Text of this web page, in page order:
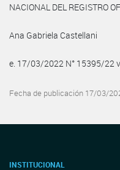
NACIONAL DEL REGISTRO
Ana Gabriela Castellani
e. 17/03/2022 N° 15395/22
Fecha de publicación 17/03/
INSTITUCIONAL